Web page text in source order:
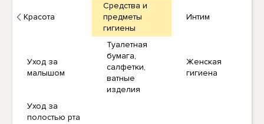
Красота
Средства и
предметы
гигиены
Интим
Уход за
малышом
Туалетная
бумага,
салфетки,
ватные
изделия
Женская
гигиена
Уход за
полостью рта